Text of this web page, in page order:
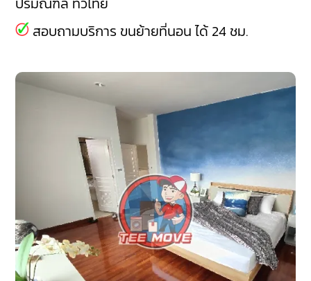
สอบถามบริการ ขนย้ายที่นอน ได้ 24 ชม.